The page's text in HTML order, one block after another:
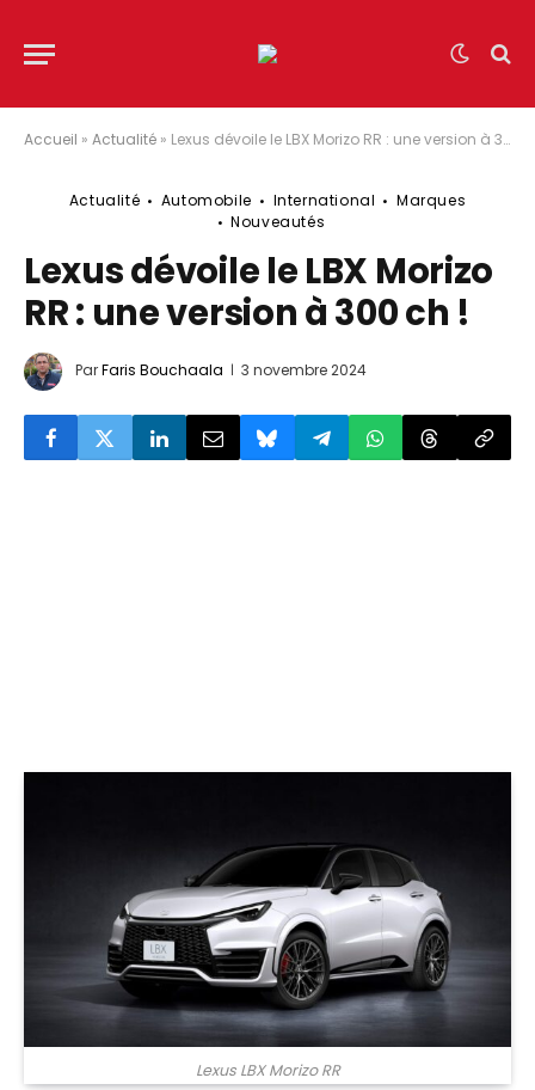
Accueil » Actualité » Lexus dévoile le LBX Morizo RR : une version à 300 ch !
Actualité Automobile International
Marques
Nouveautés
Lexus dévoile le LBX Morizo
RR : une version à 300 ch !
ParFaris Bouchaala 3 novembre 2024
Lexus LBX Morizo RR